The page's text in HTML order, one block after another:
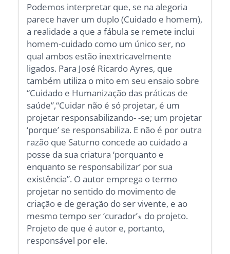
Podemos interpretar que, se na alegoria
parece haver um duplo (Cuidado e homem),
a realidade a que a fábula se remete inclui
homem-cuidado como um único ser, no
qual ambos estão inextricavelmente
ligados. Para José Ricardo Ayres, que
também utiliza o mito em seu ensaio sobre
“Cuidado e Humanização das práticas de
saúde”,“Cuidar não é só projetar, é um
projetar responsabilizando- -se; um projetar
‘porque’ se responsabiliza. E não é por outra
razão que Saturno concede ao cuidado a
posse da sua criatura ‘porquanto e
enquanto se responsabilizar’ por sua
existência”. O autor emprega o termo
projetar no sentido do movimento de
criação e de geração do ser vivente, e ao
mesmo tempo ser ‘curador’∗ do projeto.
Projeto de que é autor e, portanto,
responsável por ele.